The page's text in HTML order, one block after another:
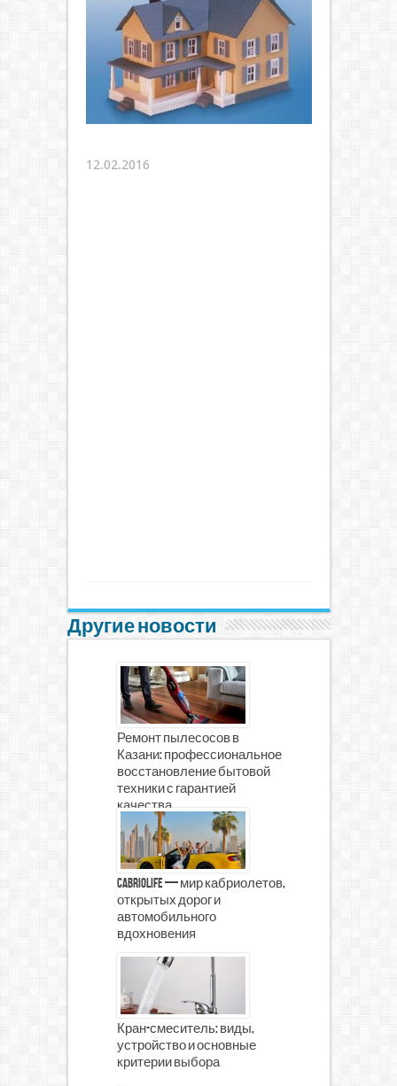
12.02.2016
Другие новости
Ремонт пылесосов в
Казани: профессиональное
восстановление бытовой
техники с гарантией
качества
CabrioLife — мир кабриолетов,
открытых дорог и
автомобильного
вдохновения
Кран-смеситель: виды,
устройство и основные
критерии выбора